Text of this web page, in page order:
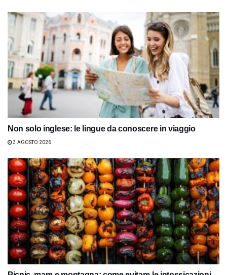
Non solo inglese: le lingue da conoscere in viaggio
3 AGOSTO 2026